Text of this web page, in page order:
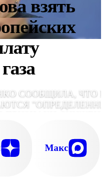
взять
СООБЩИЛА, ЧТО
Макс